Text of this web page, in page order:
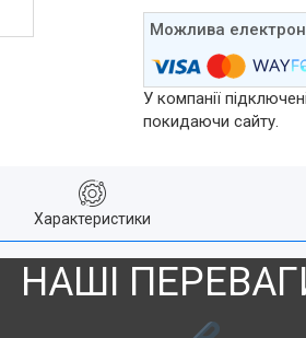
У компанії
покидаючи сайту.
Характеристики
НАШІ